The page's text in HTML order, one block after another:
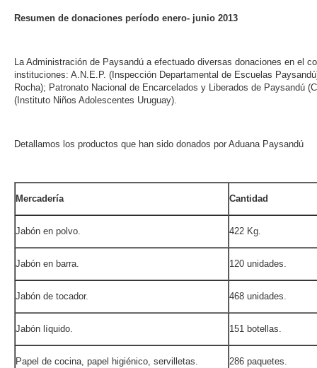
Resumen de donaciones período enero- junio 2013
La Administración de Paysandú a efectuado diversas donaciones en el
instituciones: A.N.E.P. (Inspección Departamental de Escuelas
Rocha); Patronato Nacional de Encarcelados y Liberados de Paysandú
(Instituto Niños Adolescentes Uruguay).
Detallamos los productos que han sido donados por Aduana Paysandú
Mercadería Cantidad
Jabón en polvo. 422 Kg.
Jabón en barra. 120 unidades.
Jabón de tocador. 468 unidades.
Jabón líquido. 151 botellas.
Papel de cocina, papel higiénico, servilletas. 286 paquetes.